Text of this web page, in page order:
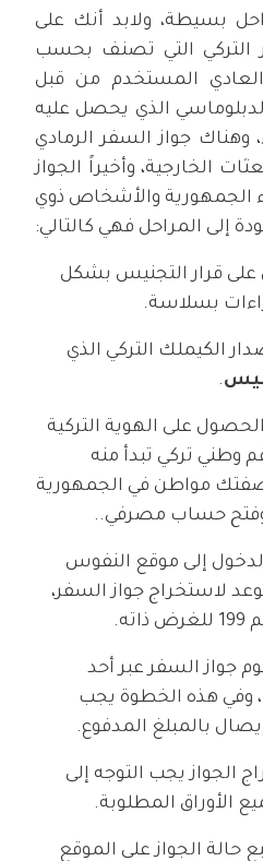
بسيطة، ولابد أنك على
التركي التي تصنف بحسب
العادي المستخدم من قبل
الذي يحصل عليه
وهناك جواز السفر الرمادي
الخارجية، وأخيراً الجواز
الجمهورية والأشخاص ذوي
إلى المراحل فهي كالتالي:
على قرار التجنيس بشكل
بسلاسة.
الكيملك التركي الذي
.
على الهوية التركية
وطني تركي تبدأ منه
مواطن في الجمهورية
وفتح حساب مصرفي..
إلى موقع النفوس
لاستخراج جواز السفر،
جواز السفر عبر أحد
مكاتب البريد التركي PTT، وفي هذه الخطوة يجب
بالمبلغ المدفوع.
الجواز يجب التوجه إلى
الأوراق المطلوبة.
حالة الجواز على الموقع